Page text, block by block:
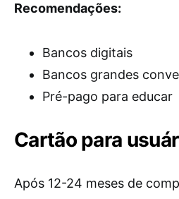
Recomendações:
Bancos digitais
Bancos grandes
Pré-pago para educar
Cartão para
Após 12-24 meses de